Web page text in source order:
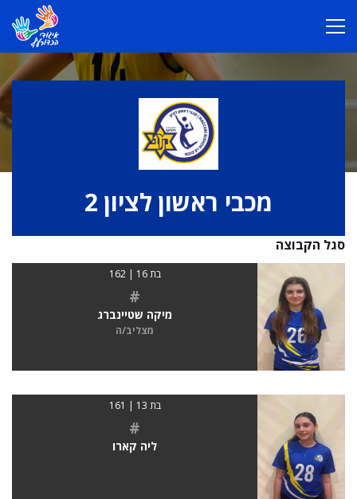
מכבי ראשון לציון 2
סגל הקבוצה
בת 16 | 162
#
מיקה שטיינברג
מצליב/ה
בת 13 | 161
#
ליה קארו